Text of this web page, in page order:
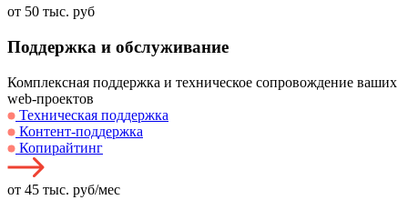
от 50 тыс. руб
Поддержка и обслуживание
Комплексная поддержка и техническое сопровождение ваших
web-проектов
Техническая поддержка
Контент-поддержка
Копирайтинг
от 45 тыс. руб/мес